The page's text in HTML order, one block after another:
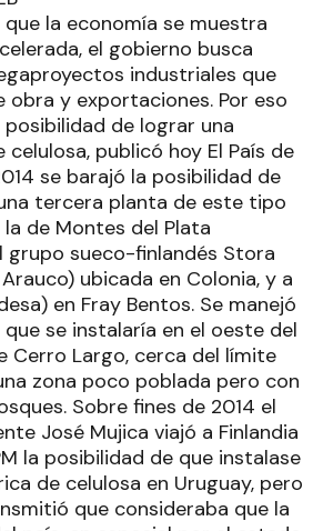
la economía se muestra
el gobierno busca
industriales que
obra y exportaciones. Por eso
de lograr una
publicó hoy El País de
se barajó la posibilidad de
tercera planta de este tipo
de Montes del Plata
grupo sueco-finlandés Stora
ubicada en Colonia, y a
en Fray Bentos. Se manejó
se instalaría en el oeste del
Cerro Largo, cerca del límite
zona poco poblada pero con
Sobre fines de 2014 el
José Mujica viajó a Finlandia
la posibilidad de que instalase
de celulosa en Uruguay, pero
que consideraba que la